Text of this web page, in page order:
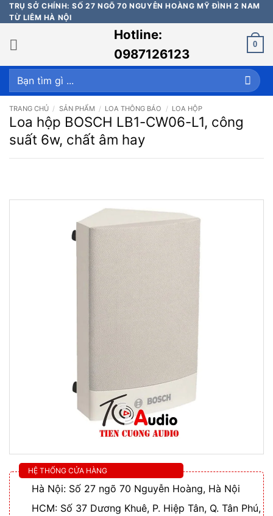
Bỏ
qua
nội
dung
TRỤ SỞ CHÍNH: SỐ 27 NGÕ 70 NGUYỄN HOÀNG MỸ ĐÌNH 2 NAM
TỪ LIÊM HÀ NỘI
Hotline:
0987126123
0
Tìm
kiếm:
TRANG CHỦ / SẢN PHẨM / LOA THÔNG BÁO / LOA HỘP
Loa hộp BOSCH LB1-CW06-L1, công
suất 6w, chất âm hay
HỆ THỐNG CỬA HÀNG
Hà Nội: Số 27 ngõ 70 Nguyễn Hoàng, Hà Nội
HCM: Số 37 Dương Khuê, P. Hiệp Tân, Q. Tân Phú,